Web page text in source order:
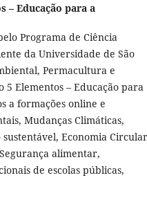
– Educação para a
Programa de Ciência
da Universidade de São
Permacultura e
Elementos – Educação para
a formações online e
Mudanças Climáticas,
Economia
alimentar,
de escolas públicas,